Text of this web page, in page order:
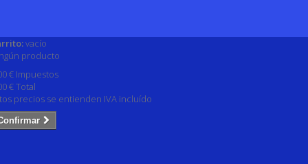
vacío
producto
€ Impuestos
€Total
precios se entienden IVA incluído